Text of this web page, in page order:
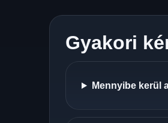
Gyakori
Mennyibe kerül